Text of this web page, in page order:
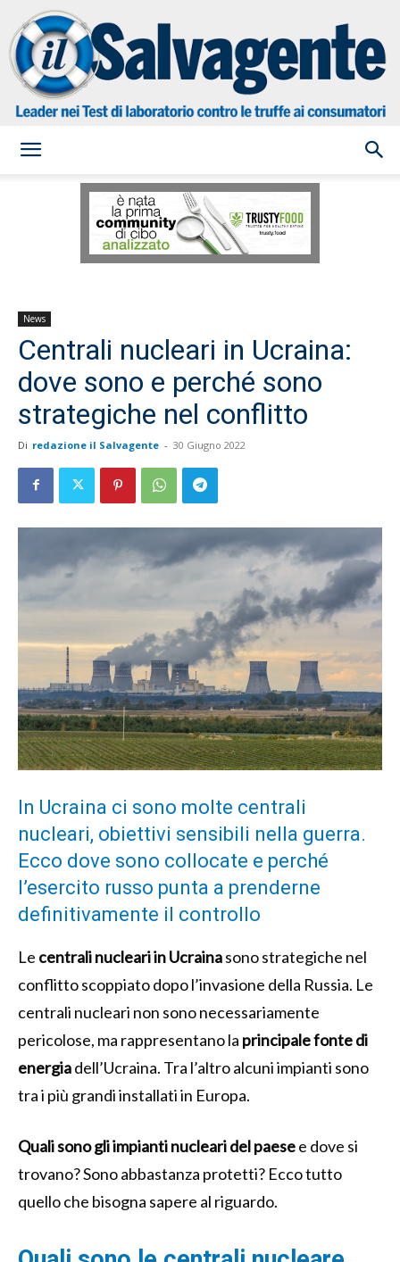
Salvagente
News
Centrali nucleari in Ucraina:
dove sono e perché sono
strategiche nel conflitto
Di redazione il Salvagente - 30 Giugno 2022
In Ucraina ci sono molte centrali
nucleari, obiettivi sensibili nella guerra.
Ecco dove sono collocate e perché
l’esercito russo punta a prenderne
definitivamente il controllo
Le centrali nucleari in Ucrainasono strategiche nel
conflitto scoppiato dopo l’invasione della Russia. Le
centrali nucleari non sono necessariamente
pericolose, ma rappresentano la principale fonte di
energiadell’Ucraina. Tra l’altro alcuni impianti sono
tra i più grandi installati in Europa.
Quali sono gli impianti nucleari del paesee dove si
trovano? Sono abbastanza protetti? Ecco tutto
quello che bisogna sapere al riguardo.